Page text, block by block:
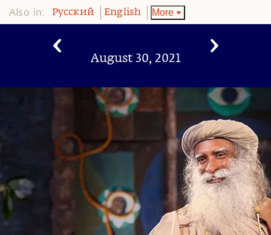
Also in: Pусский English More
August 30, 2021